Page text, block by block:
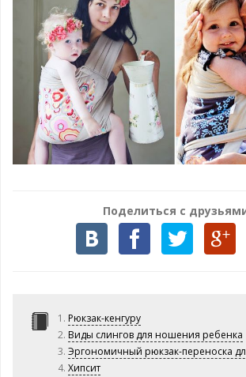
Поделиться с
Рюкзак-кенгуру
Виды слингов для ношения ребенка
Эргономичный рюкзак-переноска
Хипсит